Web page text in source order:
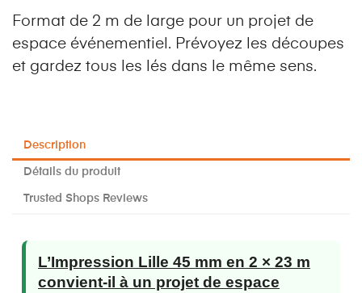
Format de 2 m de large pour un projet de
espace événementiel. Prévoyez les découpes
et gardez tous les lés dans le même sens.
Description
Détails du produit
Trusted Shops Reviews
L’Impression Lille 45 mm en 2 × 23 m
convient-il à un projet de espace